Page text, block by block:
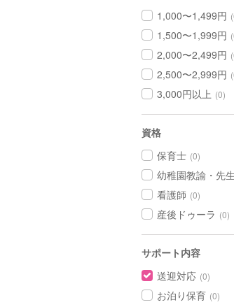
1,000〜1,499円
1,500〜1,999円
2,000〜2,499円
2,500〜2,999円
3,000円以上 (0)
資格
保育士 (0)
幼稚園教諭・先生
看護師 (0)
産後ドゥーラ (0)
サポート内容
送迎対応 (0)
お泊り保育 (0)